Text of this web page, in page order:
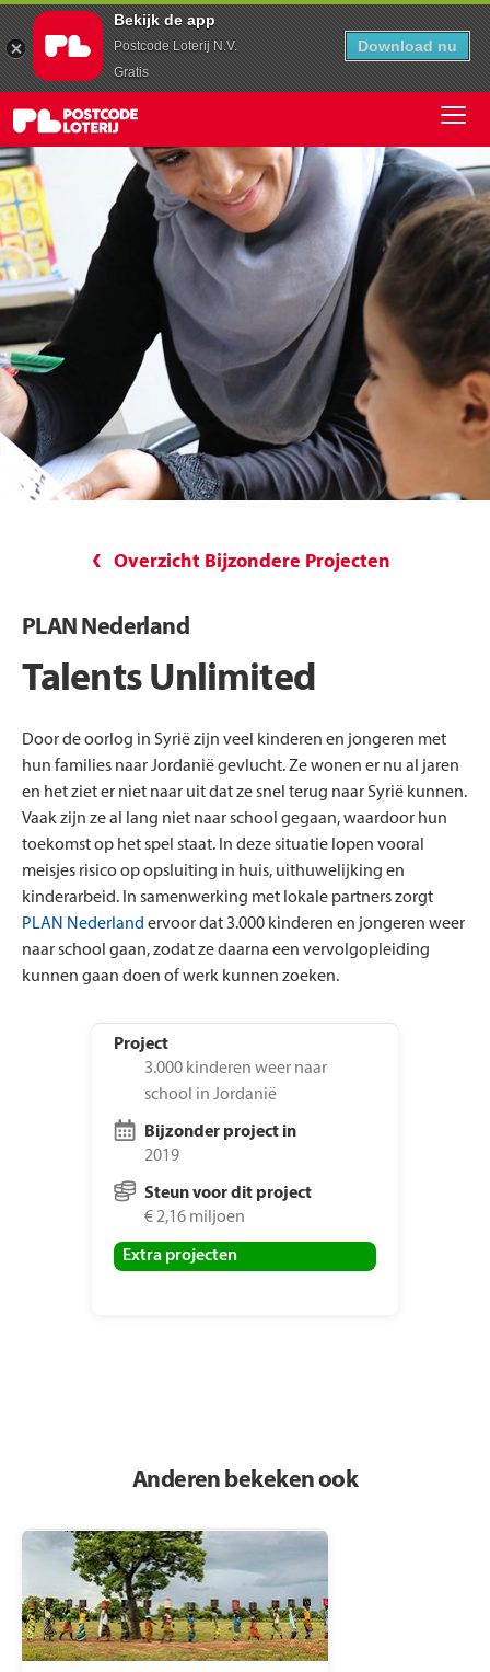
Bekijk de app
Postcode Loterij N.V.
Gratis
Download nu
Overzicht Bijzondere Projecten
PLAN Nederland
Talents Unlimited
Door de oorlog in Syrië zijn veel kinderen en jongeren met
hun families naar Jordanië gevlucht. Ze wonen er nu al jaren
en het ziet er niet naar uit dat ze snel terug naar Syrië kunnen.
Vaak zijn ze al lang niet naar school gegaan, waardoor hun
toekomst op het spel staat. In deze situatie lopen vooral
meisjes risico op opsluiting in huis, uithuwelijking en
kinderarbeid. In samenwerking met lokale partners zorgt
PLAN Nederland ervoor dat 3.000 kinderen en jongeren weer
naar school gaan, zodat ze daarna een vervolgopleiding
kunnen gaan doen of werk kunnen zoeken.
Project
3.000 kinderen weer naar
school in Jordanië
Bijzonder project in
2019
Steun voor dit project
€ 2,16 miljoen
Extra projecten
Anderen bekeken ook